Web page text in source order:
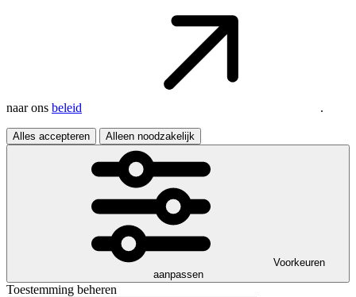
naar ons beleid .
Alles accepteren Alleen noodzakelijk
Voorkeuren
aanpassen
Toestemming beheren